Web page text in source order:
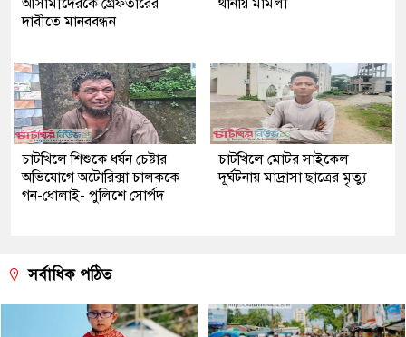
আসামীদেরকে গ্রেফতারের
দাবীতে মানববন্ধন
থানায় মামলা
চাটখিলে শিশুকে ধর্ষন চেষ্টার
অভিযোগে অটোরিক্সা চালককে
গন-ধোলাই- পুলিশে সোর্পদ
চাটখিলে মোটর সাইকেল
দূর্ঘটনায় মাদ্রাসা ছাত্রের মৃত্যু
সর্বাধিক পঠিত